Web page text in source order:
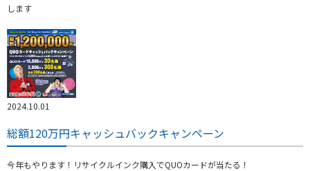
します
2024.10.01
総額120万円キャッシュバックキャンペーン
今年もやります！リサイクルインク購入でQUOカードが当たる！